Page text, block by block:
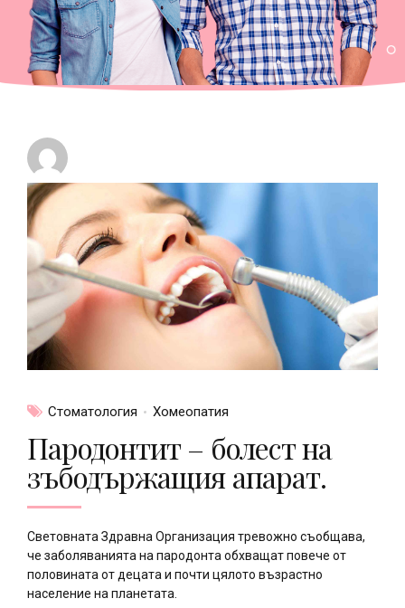
Стоматология Хомеопатия
Пародонтит – болест на
зъбодържащия апарат.
Световната Здравна Организация тревожно съобщава,
че заболяванията на пародонта обхващат повече от
половината от децата и почти цялото възрастно
население на планетата.